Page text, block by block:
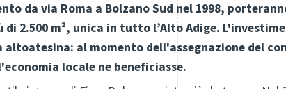
da via Roma a Bolzano Sud nel 1998,
di 2.500 m², unica in tutto l’Alto Adige.
altoatesina: al momento dell'assegnazione del
locale ne beneficiasse.